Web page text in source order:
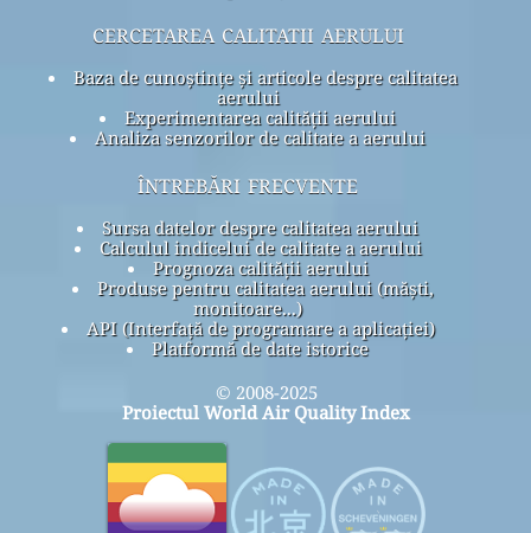
cercetarea calitatii aerului
Baza de cunoștințe și articole despre calitatea
aerului
Experimentarea calității aerului
Analiza senzorilor de calitate a aerului
întrebări frecvente
Sursa datelor despre calitatea aerului
Calculul indicelui de calitate a aerului
Prognoza calității aerului
Produse pentru calitatea aerului (măști,
monitoare...)
API (Interfață de programare a aplicației)
Platformă de date istorice
© 2008-2025
Proiectul World Air Quality Index